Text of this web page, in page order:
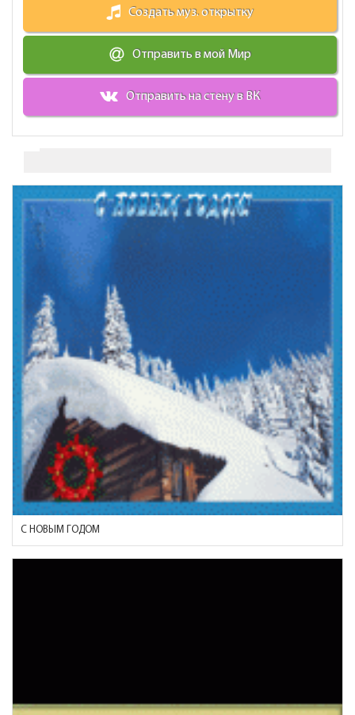
Создать муз. открытку
Отправить в мой Мир
Отправить на стену в ВК
С НОВЫМ ГОДОМ